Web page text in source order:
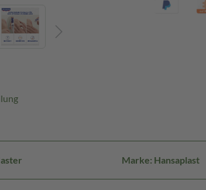
Marke: Hansaplast